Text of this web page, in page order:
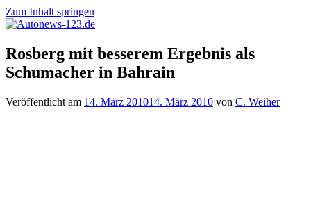
Zum Inhalt springen
Autonews-
123.de
Autonews
mit
Charme
Rosberg mit besserem Ergebnis als
Schumacher in Bahrain
Veröffentlicht am 14. März 201014. März 2010 von C. Weiher